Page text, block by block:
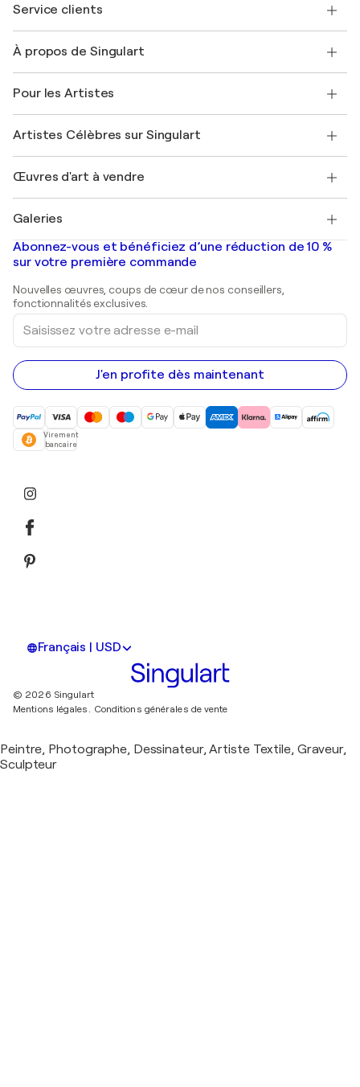
Service clients
Expédition
Offrir une carte cadeau
Rejoignez notre programme commercial
Mon compte
+33 1 76 44 06 42
À propos de Singulart
FAQ
Magazine Singulart
Emplois
Découvrez une sélection d'art original
Pour les Artistes
Se connecter en tant qu'Artiste
Artistes Célèbres sur Singulart
Marc Chagall
Banksy
Mr. Brainwash
Shepard Fairey
Œuvres d'art à vendre
Tableaux abstraits à vendre
Peintures de paysage
Estampes
Peintures acryliques
Galeries
Galeries d'art en France
Galeries d'art en Belgique
Abonnez-vous et bénéficiez d’une réduction de 10 %
sur votre première commande
Nouvelles œuvres, coups de cœur de nos conseillers,
fonctionnalités exclusives.
Saisissez
votre
adresse
e-
mail
J'en profite dès maintenant
Virement
bancaire
Français | USD
© 2026 Singulart
Mentions légales. Conditions générales de vente
Peintre, Photographe, Dessinateur, Artiste Textile, Graveur,
Sculpteur